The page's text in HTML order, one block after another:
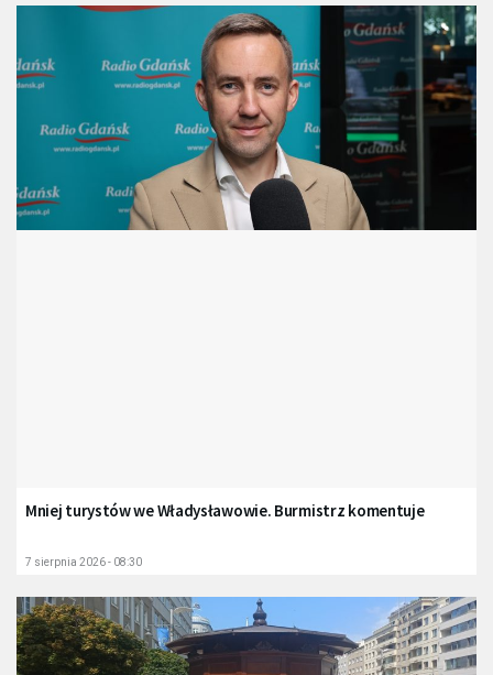
Mniej turystów we Władysławowie. Burmistrz komentuje
7 sierpnia 2026 - 08:30